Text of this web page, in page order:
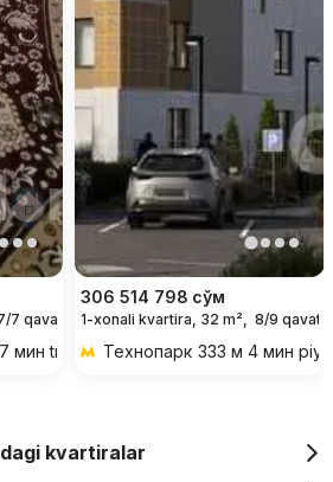
7 qavat
мин transportda
306 514 798 сўм
1-xonali kvartira, 32 m², 8/9 qavat
Технопарк 333 м 4 мин
kvartiralar